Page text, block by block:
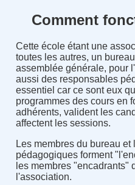
Comment
Cette école étant une
toutes les autres, un
assemblée générale, pour
aussi des responsables
essentiel car ce sont eux
programmes des cours en
adhérents, valident les
affectent les sessions.
Les membres du bureau
pédagogiques forment
les membres "encadrants"
l'association.